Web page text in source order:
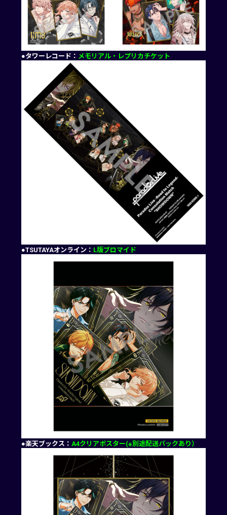
●タワーレコード： メモリアル・レプリカチケット
●TSUTAYAオンライン： L版ブロマイド
●楽天ブックス：A4クリアポスター(※別途配送パックあり）